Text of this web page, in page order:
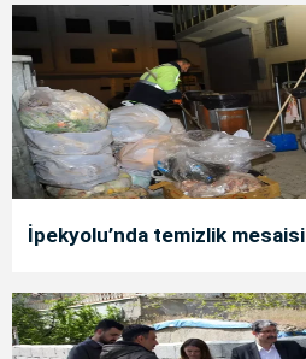
İpekyolu’nda temizlik mesaisi